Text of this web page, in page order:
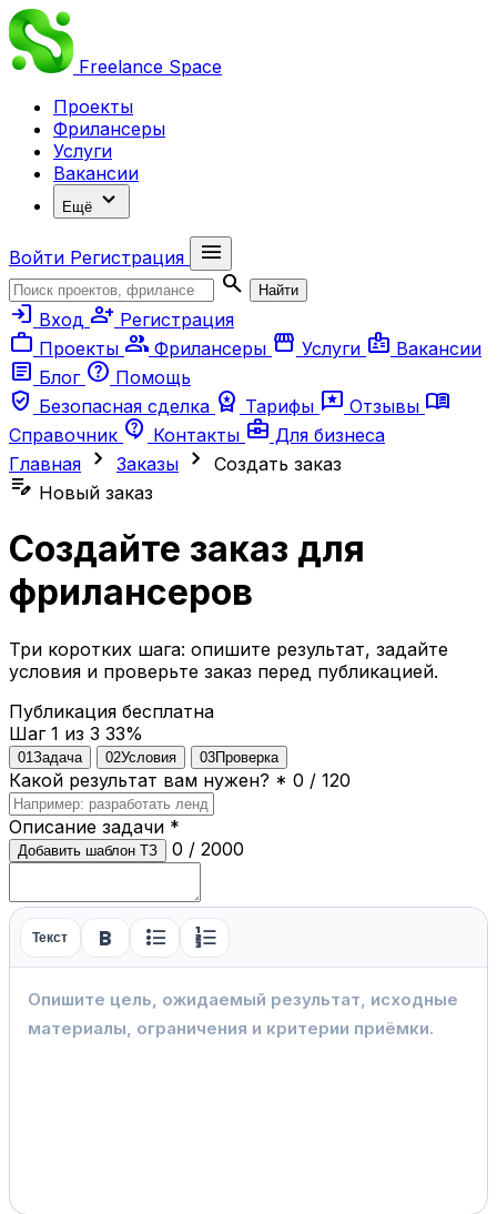
Freelance Space
Проекты
Фрилансеры
Услуги
Вакансии
Ещё expand_more
Войти Регистрация
menu
search
Найти
login Вход person_add Регистрация
work Проекты group Фрилансеры storefront Услуги badge Вакансии
article Блог help Помощь
verified_user Безопасная сделка workspace_premium Тарифы reviews Отзывы menu_book
Справочник contact_support Контакты business_center Для бизнеса
Главная chevron_right Заказы chevron_right Создать заказ
edit_note Новый заказ
Создайте заказ для
фрилансеров
Три коротких шага: опишите результат, задайте
условия и проверьте заказ перед публикацией.
Публикация бесплатна
Шаг 1 из 3 33%
01 Задача 02Условия 03Проверка
Какой результат вам нужен? * 0 / 120
Описание задачи *
Добавить шаблон ТЗ 0 / 2000
Текст format_bold format_list_bulleted format_list_numbered